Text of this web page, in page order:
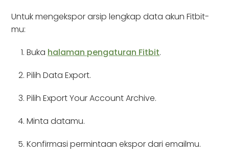
Untuk mengekspor arsip lengkap data akun Fitbit-
mu:
Buka halaman pengaturan Fitbit.
Pilih Data Export.
Pilih Export Your Account Archive.
Minta datamu.
Konfirmasi permintaan ekspor dari emailmu.